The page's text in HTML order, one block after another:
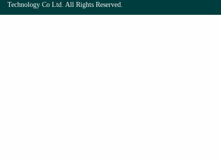
Technology Co Ltd. All Rights Reserved.